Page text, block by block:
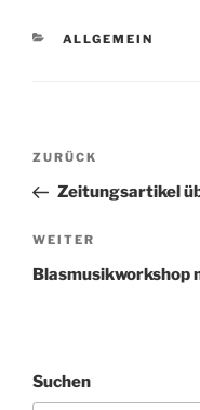
KATEGORIEN
ALLGEMEIN
Vorheriger
Beitrag
ZURÜCK
Zeitungsartikel
Nächster
Beitrag
WEITER
Blasmusikworkshop
Suchen